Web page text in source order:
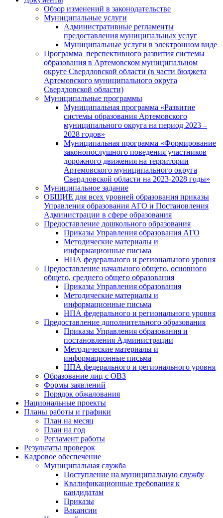
Обзор изменений в законодательстве
Муниципальные услуги
Административные регламенты
предоставления муниципальных услуг
Муниципальные услуги в электронном виде
Программа перспективного развития системы
образования в Артемовском муниципальном
округе Свердловской области (в части бюджета
Артемовского муниципального округа
Свердловской области)
Муниципальные программы
Муниципальная программа «Развитие
системы образования Артемовского
муниципального округа на период 2023 –
2028 годов»
Муниципальная программа «Формирование
законопослушного поведения участников
дорожного движения на территории
Артемовского муниципального округа
Свердловской области на 2023-2028 годы»
Муниципальное задание
ОБЩИЕ для всех уровней образования приказы
Управления образования АГО и Постановления
Администрации в сфере образования
Предоставление дошкольного образования
Приказы Управления образования АГО
Методические материалы и
информационные письма
НПА федерального и регионального уровня
Предоставление начального общего, основного
общего, среднего общего образования
Приказы Управления образования
Методические материалы и
информационные письма
НПА федерального и регионального уровня
Предоставление дополнительного образования
Приказы Управления образования и
постановления Администрации
Методические материалы и
информационные письма
НПА федерального и регионального уровня
Образование лиц с ОВЗ
Формы заявлений
Порядок обжалования
Национальные проекты
Планы работы и графики
План на месяц
План на год
Регламент работы
Результаты проверок
Кадровое обеспечение
Муниципальная служба
Поступление на муниципальную службу
Квалификационные требования к
кандидатам
Приказы
Вакансии